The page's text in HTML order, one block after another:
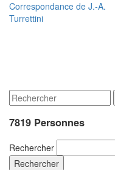
Correspondance de J.-A.
Turrettini
7819 Personnes
Rechercher
Rechercher